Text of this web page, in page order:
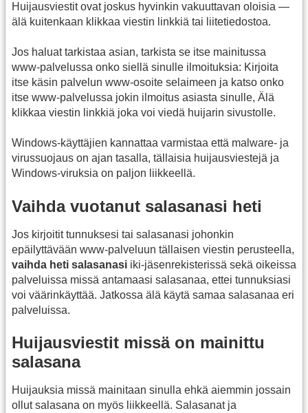
Huijausviestit ovat joskus hyvinkin vakuuttavan oloisia —
älä kuitenkaan klikkaa viestin linkkiä tai liitetiedostoa.
Jos haluat tarkistaa asian, tarkista se itse mainitussa
www-palvelussa onko siellä sinulle ilmoituksia: Kirjoita
itse käsin palvelun www-osoite selaimeen ja katso onko
itse www-palvelussa jokin ilmoitus asiasta sinulle, Älä
klikkaa viestin linkkiä joka voi viedä huijarin sivustolle.
Windows-käyttäjien kannattaa varmistaa että malware- ja
virussuojaus on ajan tasalla, tällaisia huijausviestejä ja
Windows-viruksia on paljon liikkeellä.
Vaihda vuotanut salasanasi heti
Jos kirjoitit tunnuksesi tai salasanasi johonkin
epäilyttävään www-palveluun tällaisen viestin perusteella,
vaihda heti salasanasi iki-jäsenrekisterissä sekä oikeissa
palveluissa missä antamaasi salasanaa, ettei tunnuksiasi
voi väärinkäyttää. Jatkossa älä käytä samaa salasanaa eri
palveluissa.
Huijausviestit missä on mainittu
salasana
Huijauksia missä mainitaan sinulla ehkä aiemmin jossain
ollut salasana on myös liikkeellä. Salasanat ja